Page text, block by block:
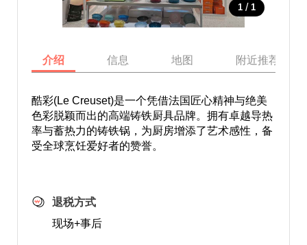
1 / 1
介绍 信息 地图 附近推荐景点
酷彩(Le Creuset)是一个凭借法国匠心精神与绝美
色彩脱颖而出的高端铸铁厨具品牌。拥有卓越导热
率与蓄热力的铸铁锅，为厨房增添了艺术感性，备
受全球烹饪爱好者的赞誉。
退税方式
现场+事后